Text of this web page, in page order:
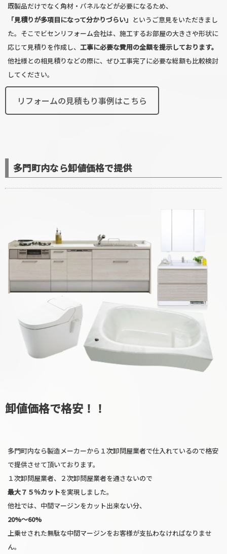
既製品だけでなく角材・パネルなどが必要になるため、
「見積りが多項目になって分かりづらい」 というご意見をいただきまし
た。そこでビセンリフォーム会社は、施工するお部屋の大きさや形状に
応じて見積りを作成し、 工事に必要な費用の全額を提示しております。
他社様との相見積りなどの際に、ぜひ工事完了に必要な総額も比較検討
してください。
リフォームの見積もり事例はこちら
多門町内なら卸値価格で提供
卸値価格で格安！！
多門町内なら製造メーカーから１次卸問屋業者で仕入れているので格安
で提供させて頂いております。
１次卸問屋業者、２次卸問屋業者を通さないので
最大７５％カットを実現しました。
他社では、中間マージンをカット出来ない分、
20%〜60%
上乗せされた無駄な中間マージンをお客様が支払わなければなりませ
ん。